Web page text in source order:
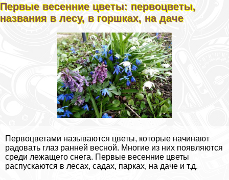
Первые весенние цветы: первоцветы,
названия в лесу, в горшках, на даче
Первоцветами называются цветы, которые начинают
радовать глаз ранней весной. Многие из них появляются
среди лежащего снега. Первые весенние цветы
распускаются в лесах, садах, парках, на даче и т.д.